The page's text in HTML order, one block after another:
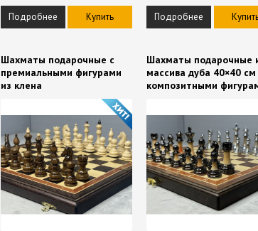
Подробнее Купить Подробнее
Шахматы подарочные с
премиальными фигурами
из клена
Шахматы подарочные
массива дуба 40×40 см
композитными